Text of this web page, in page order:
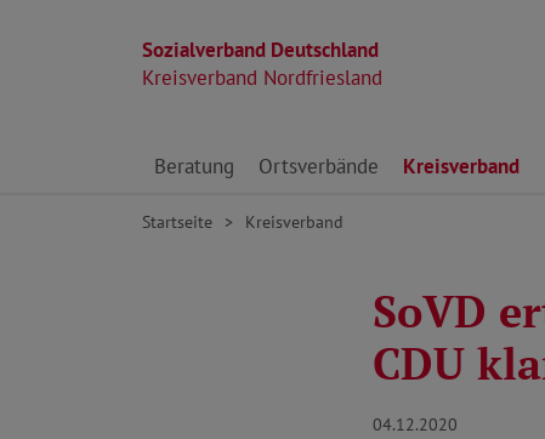
Sozialverband Deutschland
Kreisverband Nordfriesland
Direkt zu den Inhalten springen
Beratung Ortsverbände Kreisverband
Startseite Kreisverband
SoVD
CDU
04.12.2020